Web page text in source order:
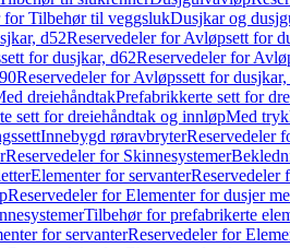
for Tilbehør til veggslukDusjkar og
d52Reservedeler for Avløpsett for
for dusjkar, d62Reservedeler for
Reservedeler for Avløpssett for
dreiehåndtakPrefabrikkerte sett for
sett for dreiehåndtak og innløpMed
Innebygd røravbryterReservedeler
Reservedeler for Skinnesystemer
Elementer for servanterReservedeler
Reservedeler for Elementer for dusjer
Tilbehør for prefabrikerte
for servanterReservedeler for